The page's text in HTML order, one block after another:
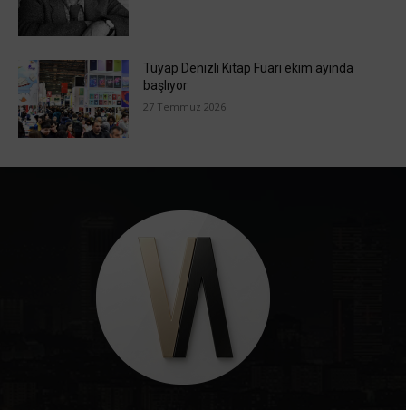
Tüyap Denizli Kitap Fuarı ekim ayında
başlıyor
27 Temmuz 2026